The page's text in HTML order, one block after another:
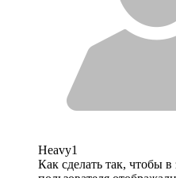
Heavy1
Как сделать так, чтобы в